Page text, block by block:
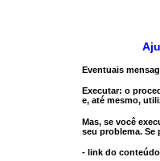
Eventuais
Executar: o
e, até mesmo,
Mas, se você
seu problema. Se
- link do